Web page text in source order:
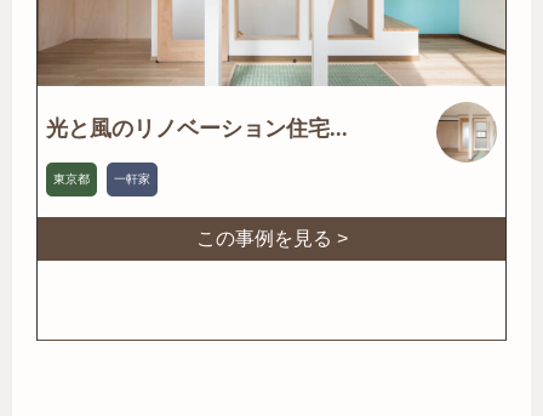
光と風のリノベーション住宅...
東京都 一軒家
この事例を見る >